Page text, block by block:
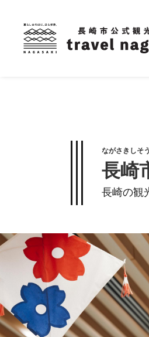
ながさきしそ
長崎
長崎の観